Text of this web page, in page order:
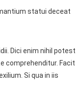
statui deceat
Dici enim nihil potest
comprehenditur. Facit
Si qua in iis